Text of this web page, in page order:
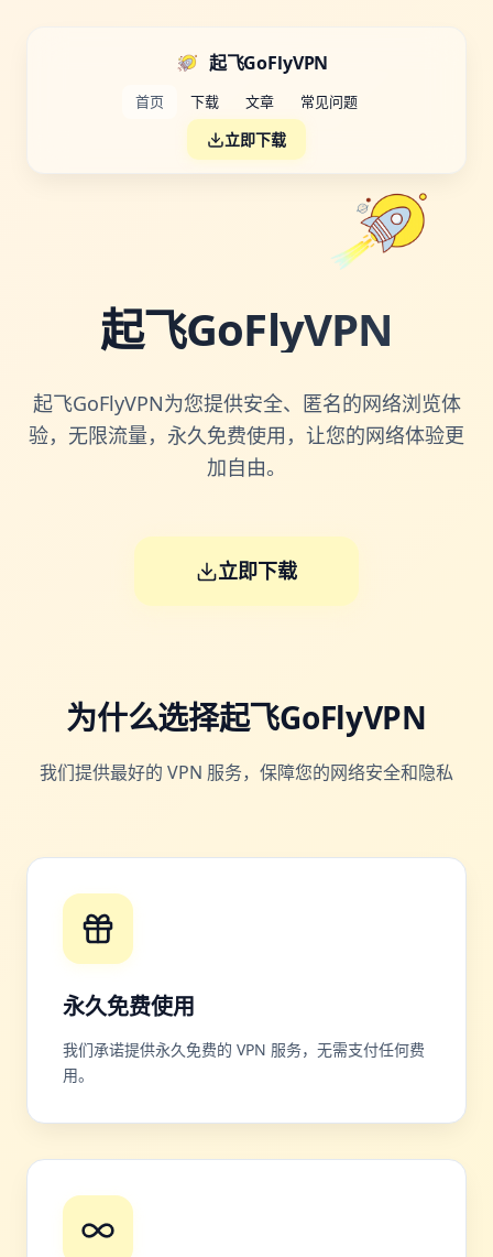
起飞GoFlyVPN
首页 下载 文章 常见问题
立即下载
起飞GoFlyVPN
起飞GoFlyVPN为您提供安全、匿名的网络浏览体
验，无限流量，永久免费使用，让您的网络体验更
加自由。
立即下载
为什么选择起飞GoFlyVPN
我们提供最好的 VPN 服务，保障您的网络安全和隐私
永久免费使用
我们承诺提供永久免费的 VPN 服务，无需支付任何费
用。